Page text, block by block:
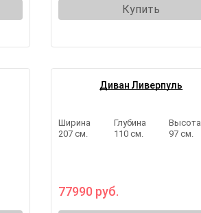
Купить
Диван Ливерпуль
Ширина
207 см.
Глубина
110 см.
Высота
97 см.
77990 руб.